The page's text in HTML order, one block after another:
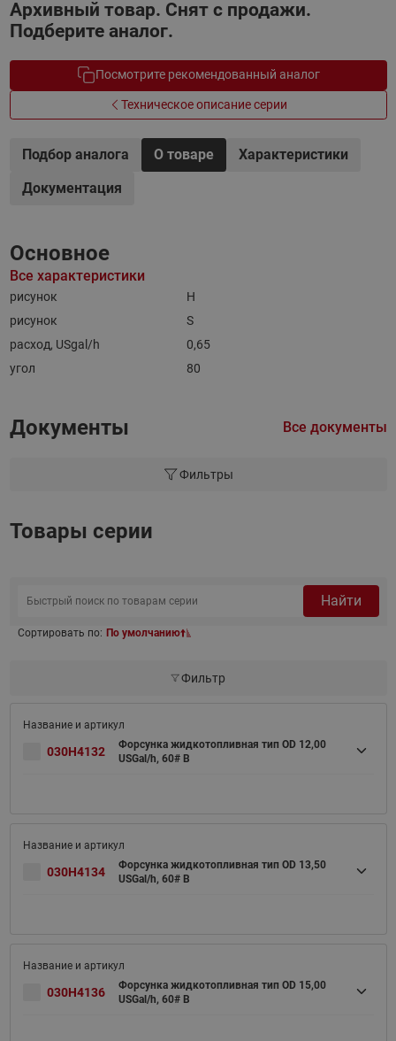
Архивный товар. Снят с продажи.
Подберите аналог.
Посмотрите рекомендованный аналог
Техническое описание серии
Подбор аналога О товаре
Характеристики
Документация
Основное
Все характеристики
рисунок
H
рисунок
S
расход, USgal/h
0,65
угол
80
Документы Все документы
Фильтры
Товары серии
Найти
Сортировать по: По умолчанию
Фильтр
030H4132
Форсунка жидкотопливная тип OD 12,00
USGal/h, 60# B
030H4134
Форсунка жидкотопливная тип OD 13,50
USGal/h, 60# B
030H4136
Форсунка жидкотопливная тип OD 15,00
USGal/h, 60# B